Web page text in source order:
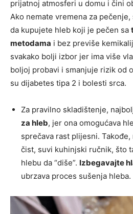
prijatnoj atmosferi u domu i čini
Ako nemate vremena za
da kupujete hleb koji je pečen sa
metodama i bez previše
svakako bolji izbor jer ima više
boljoj probavi i smanjuje rizik od
su dijabetes tipa 2 i bolesti srca.
Za pravilno skladištenje,
za hleb, jer ona omogućava
sprečava rast plijesni.
čist, suvi kuhinjski ručnik, što
hlebu da “diše”. Izbegavajte
ubrzava proces sušenja hleba.